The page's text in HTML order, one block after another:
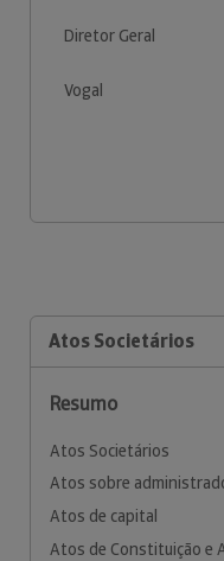
Diretor Geral
Vogal
Atos Societários
Resumo
Atos Societários
Atos sobre
Atos de capital
Atos de Constituição e